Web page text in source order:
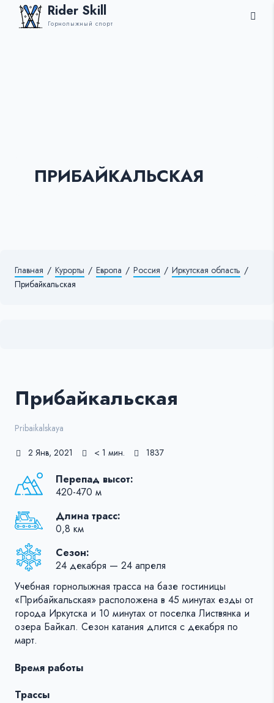
Rider Skill
Горнолыжный спорт
ПРИБАЙКАЛЬСКАЯ
Главная / Курорты / Европа / Россия / Иркутская область /
Прибайкальская
Прибайкальская
Pribaikalskaya
2 Янв, 2021 < 1 мин. 1837
Перепад высот:
420-470 м
Длина трасс:
0,8 км
Сезон:
24 декабря — 24 апреля
Учебная горнолыжная трасса на базе гостиницы
«Прибайкальская» расположена в 45 минутах езды от
города Иркутска и 10 минутах от поселка Листвянка и
озера Байкал. Сезон катания длится с декабря по
март.
Время работы
Трассы